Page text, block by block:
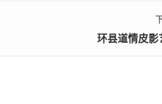
环县道情皮影